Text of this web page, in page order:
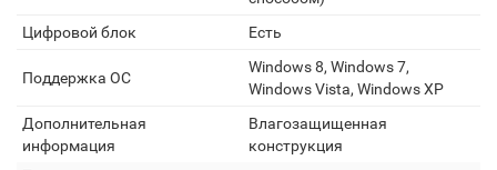
Цифровой блок
Есть
Поддержка ОС
Windows 8, Windows 7,
Windows Vista, Windows XP
Дополнительная
информация
Влагозащищенная
конструкция